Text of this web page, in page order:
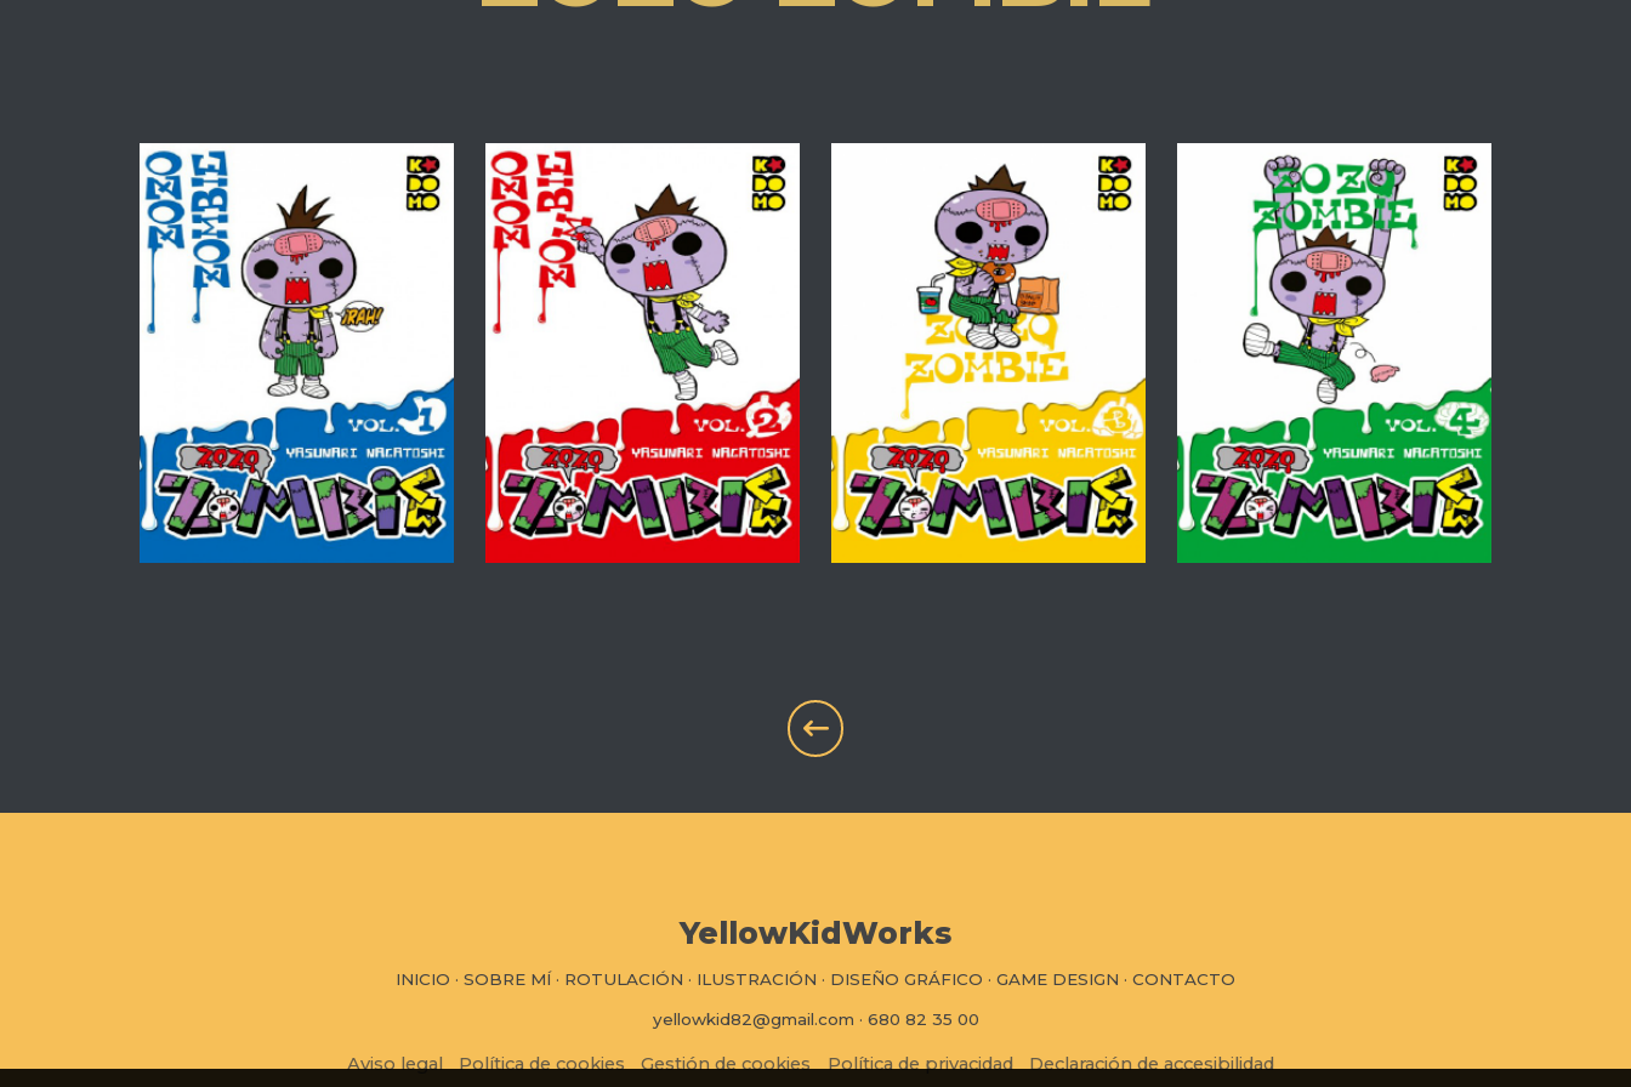
YellowKidWorks
INICIO · SOBRE MÍ · ROTULACIÓN · ILUSTRACIÓN · DISEÑO GRÁFICO · GAME DESIGN · CONTACTO
yellowkid82@gmail.com · 680 82 35 00
Aviso legal Política de cookies Gestión de cookies Política de privacidad Declaración de accesibilidad